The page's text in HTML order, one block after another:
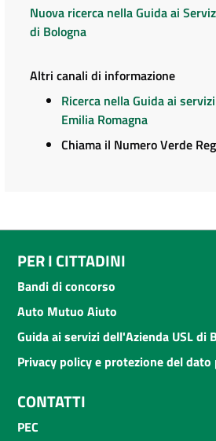
Nuova ricerca nella Guida ai
di Bologna
Altri canali di informazione
Ricerca nella Guida ai
Emilia Romagna
Chiama il Numero Verde
PER I CITTADINI
Bandi di concorso
Auto Mutuo Aiuto
Guida ai servizi dell'Azienda USL di
Privacy policy e protezione del dato
CONTATTI
PEC